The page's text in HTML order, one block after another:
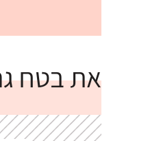
את בטח